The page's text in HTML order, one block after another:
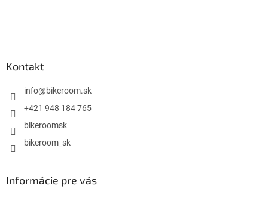
Kontakt
info@bikeroom.sk
+421 948 184 765
bikeroomsk
bikeroom_sk
Informácie pre vás